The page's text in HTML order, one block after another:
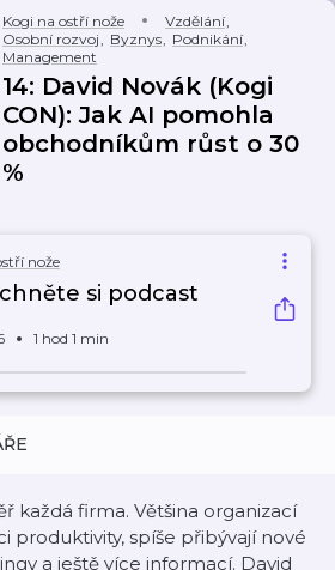
Kogi na ostří nože Vzdělání,
Osobní rozvoj, Byznys, Podnikání,
Management
14: David Novák (Kogi
CON): Jak AI pomohla
obchodníkům růst o 30
%
nože
si podcast
1 hod 1 min
každá firma. Většina organizací
produktivity, spíše přibývají nové
a ještě více informací. David